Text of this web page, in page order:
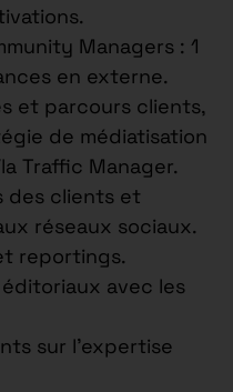
Managers : 1
en externe.
et parcours clients,
de médiatisation
Traffic Manager.
des clients et
réseaux sociaux.
reportings.
avec les
sur l’expertise